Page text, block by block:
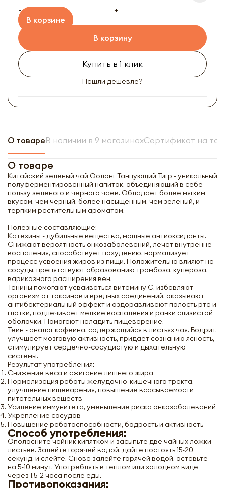
-
+
В корзине
В корзину
Купить в 1 клик
Нашли дешевле?
О товареВ наличии в 9 магазинахСертификат на
О товаре
Китайский зеленый чай Оолонг Танцующий Тигр - уникальный
полуферментированный напиток, объединяющий в себе
пользу зеленого и черного чаев. Обладает более мягким
вкусом, чем черный, более насыщенным, чем зеленый, и
терпким растительным ароматом.
Полезные составляющие:
Катехины - дубильные вещества, мощные антиоксиданты.
Снижают вероятность онкозаболеваний, лечат внутренне
воспаления, способствует похудению, нормализует
процесс усвоения жиров из пищи. Положительно влияют на
сосуды, препятствуют образованию тромбоза, купероза,
варикозного расширения вен.
Танины помогают усваиваться витамину С, избавляют
организм от токсинов и вредных соединений, оказывают
антибактериальный эффект и оздоравливают полость рта и
глотки, подлечивает мелкие воспаления и ранки слизистой
оболочки. Помогают наладить пищеварение.
Теин - аналог кофеина, содержащийся в листьях чая. Бодрит,
улучшает мозговую активность, придает сознанию ясность,
стимулирует сердечно-сосудистую и дыхательную
системы.
Результат употребления:
Снижение веса и сжигание лишнего жира
Нормализация работы желудочно-кишечного тракта,
улучшение пищеварения, повышение всасываемости
питательных веществ
Усиление иммунитета, уменьшение риска онкозаболеваний
Укрепление сосудов
Повышение работоспособности, бодрость и активность
Способ употребления:
Ополосните чайник кипятком и засыпьте две чайных ложки
листьев. Залейте горячей водой, дайте постоять 15-20
секунд, и слейте. Снова залейте горячей водой, оставьте
на 5-10 минут. Употреблять в теплом или холодном виде
через 1,5-2 часа после еды.
Противопоказания: